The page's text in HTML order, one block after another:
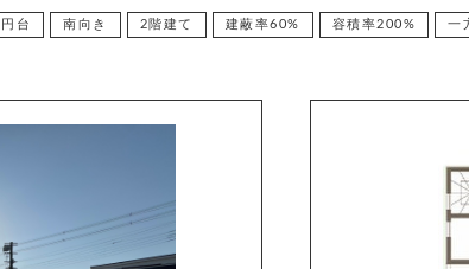
台 南向き 2階建て 建蔽率60% 容積率200% 一